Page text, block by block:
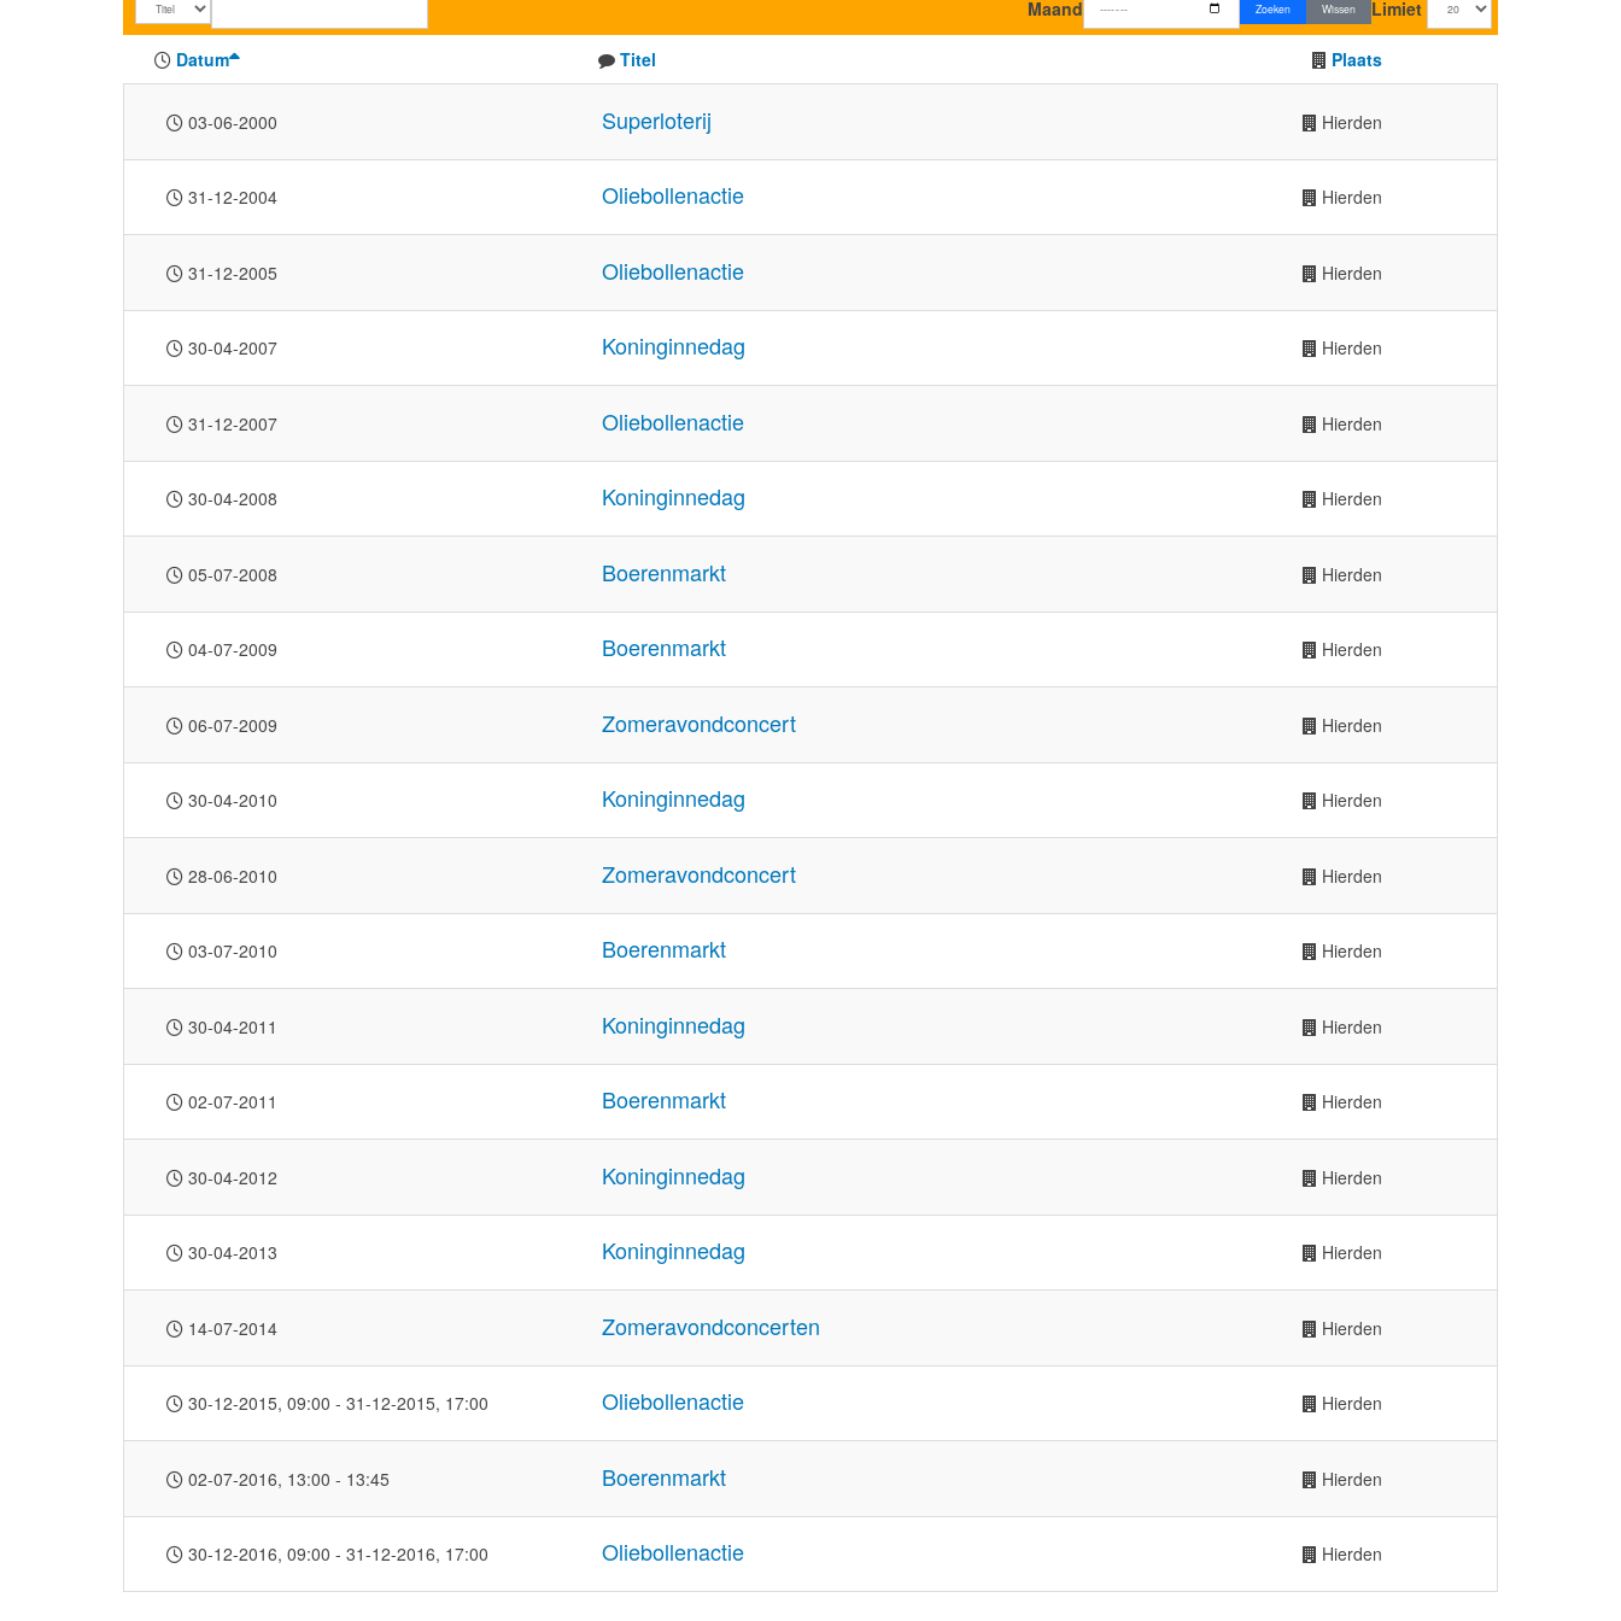
Maand Zoeken Wissen Limiet
Datum Titel Plaats
03-06-2000 Superloterij Hierden
31-12-2004 Oliebollenactie Hierden
31-12-2005 Oliebollenactie Hierden
30-04-2007 Koninginnedag Hierden
31-12-2007 Oliebollenactie Hierden
30-04-2008 Koninginnedag Hierden
05-07-2008 Boerenmarkt Hierden
04-07-2009 Boerenmarkt Hierden
06-07-2009 Zomeravondconcert Hierden
30-04-2010 Koninginnedag Hierden
28-06-2010 Zomeravondconcert Hierden
03-07-2010 Boerenmarkt Hierden
30-04-2011 Koninginnedag Hierden
02-07-2011 Boerenmarkt Hierden
30-04-2012 Koninginnedag Hierden
30-04-2013 Koninginnedag Hierden
14-07-2014 Zomeravondconcerten Hierden
30-12-2015, 09:00 - 31-12-2015, 17:00 Oliebollenactie Hierden
02-07-2016, 13:00 - 13:45 Boerenmarkt Hierden
30-12-2016, 09:00 - 31-12-2016, 17:00 Oliebollenactie Hierden